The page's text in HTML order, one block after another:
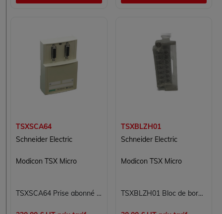
TSXSCA64
Schneider Electric
Modicon TSX Micro
TSXSCA64 Prise abonné passive 2 canaux Modicon TSX Micro Schneider Electric Protocoles Modbus JBUS et JNET rail DIN Borniers à vis IP20
TSXBLZH01
Schneider Electric
Modicon TSX Micro
TSXBLZH01 Bloc de bornes de connexion à vis Modicon TSX Micro Schneider Electric